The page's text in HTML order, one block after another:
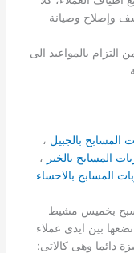
وإصلاح وصيانة
بالمواعيد الى
بالجبيل ،
المسابح بالخبر ،
المسابج بالاحساء
بخميس مشيط
بين ايدى عملاء
دائما وهى كالاتى: